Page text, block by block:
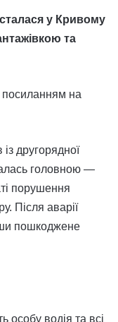
у Кривому
та
посиланням на
другорядної
головною —
порушення
Після аварії
пошкоджене
особу водія та всі